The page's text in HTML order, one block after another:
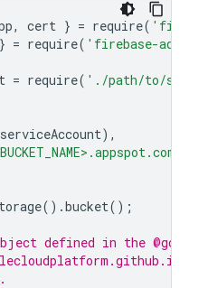
, cert } = require(
} = require( 'firebase-
= require( './path/to/
serviceAccount),
().bucket();
defined in the